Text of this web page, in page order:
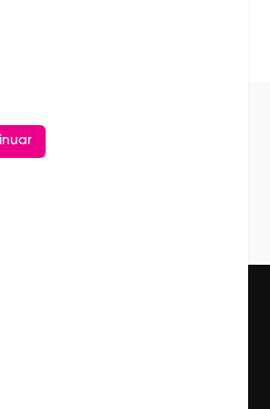
para combatir la fatiga y los
la menopausia
al newsletter